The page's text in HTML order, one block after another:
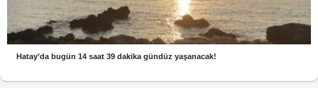
Hatay’da bugün 14 saat 39 dakika gündüz yaşanacak!